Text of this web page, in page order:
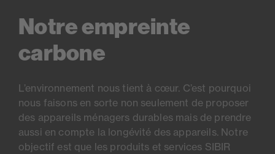
Notre empreinte
carbone
L’environnement nous tient à cœur. C’est pourquoi
nous faisons en sorte non seulement de proposer
des appareils ménagers durables mais de prendre
aussi en compte la longévité des appareils. Notre
objectif est que les produits et services SIBIR